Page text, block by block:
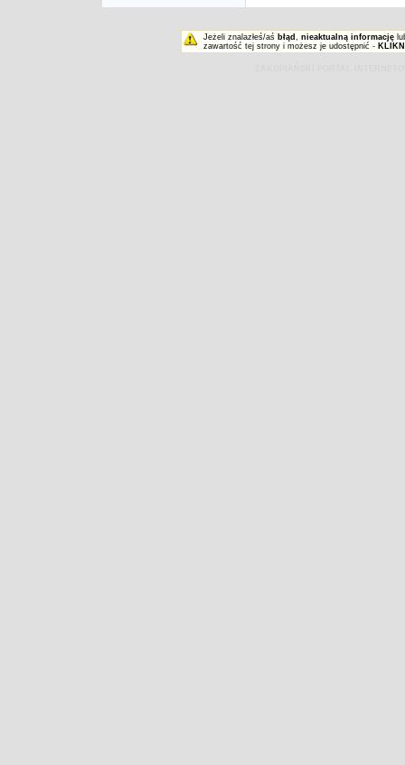
Jeżeli znalazłeś/aś błąd , nieaktualną informację
zawartość tej strony i możesz je udostępnić -